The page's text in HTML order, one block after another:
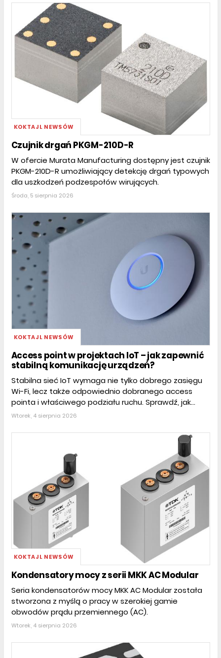
KOKTAJL NEWSÓW
Czujnik drgań PKGM-210D-R
W ofercie Murata Manufacturing dostępny jest czujnik
PKGM-210D-R umożliwiający detekcję drgań typowych
dla uszkodzeń podzespołów wirujących.
Środa, 5 sierpnia 2026
KOKTAJL NEWSÓW
Access point w projektach IoT – jak zapewnić
stabilną komunikację urządzeń?
Stabilna sieć IoT wymaga nie tylko dobrego zasięgu
Wi-Fi, lecz także odpowiednio dobranego access
pointa i właściwego podziału ruchu. Sprawdź, jak...
Wtorek, 4 sierpnia 2026
KOKTAJL NEWSÓW
Kondensatory mocy z serii MKK AC Modular
Seria kondensatorów mocy MKK AC Modular została
stworzona z myślą o pracy w szerokiej gamie
obwodów prądu przemiennego (AC).
Wtorek, 4 sierpnia 2026